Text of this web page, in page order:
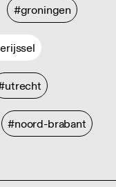
#groningen
#noord-brabant